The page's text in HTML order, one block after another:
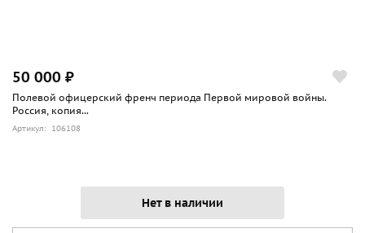
50 000 ₽
Полевой офицерский френч периода Первой мировой войны.
Россия, копия...
Артикул: 106108
Нет в наличии